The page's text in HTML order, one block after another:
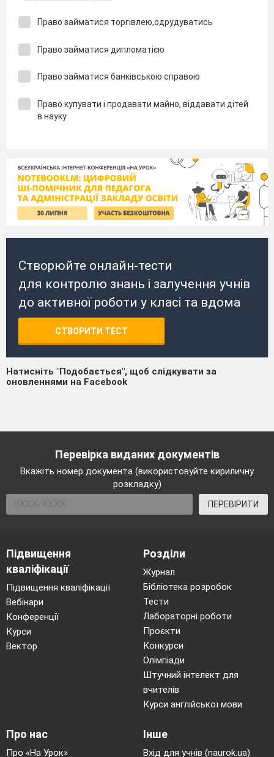
Право займатися торгівлею,одрудуватись
Право займатися дипломатією
Право займатися банківською справою
Право купувати і продавати майно, віддавати дітей
в науку
Створюйте онлайн-тести
для контролю знань і залучення учнів
до активної роботи у класі та вдома
СТВОРИТИ ТЕСТ
Натисніть "Подобається", щоб слідкувати за
оновленнями на Facebook
Перевірка виданих документів
Вкажіть номер документа (використовуйте кириличну
розкладку)
ПЕРЕВІРИТИ
Підвищення
кваліфікації
Підвищення кваліфікації
Вебінари
Конференції
Курси
Вектор
Розділи
Журнал
Бібліотека розробок
Тести
Лабораторні роботи
Проєкти
Конкурси
Олімпіади
Штучний інтелект для
вчителів
Курси англійської мови
Про нас
Про «На Урок»
Інше
Вхід для учнів (naurok.ua)